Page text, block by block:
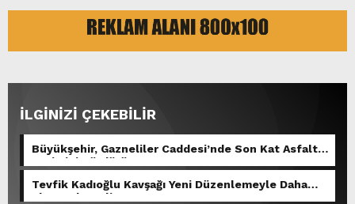
İLGİNİZİ ÇEKEBİLİR
Büyükşehir, Gazneliler Caddesi’nde Son Kat Asfalt
Serimini Sürdürüyor.
Tevfik Kadıoğlu Kavşağı Yeni Düzenlemeyle Daha
Akıcı Hale Geliyor.